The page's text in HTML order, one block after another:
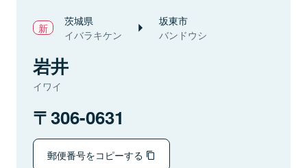
茨城県
イバラキケン
坂東市
バンドウシ
岩井
イワイ
306-0631
郵便番号をコピーする